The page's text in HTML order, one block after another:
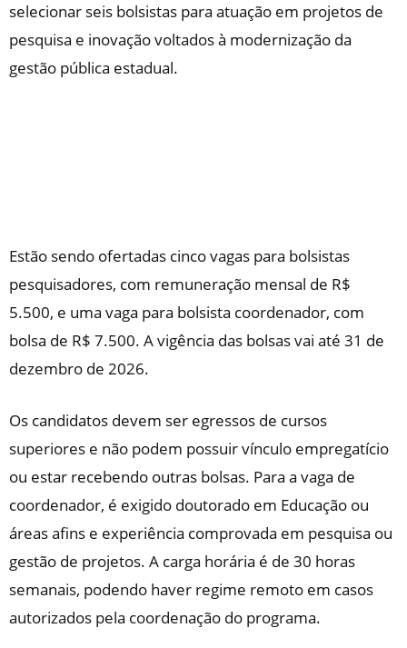
selecionar seis bolsistas para atuação em projetos de
pesquisa e inovação voltados à modernização da
gestão pública estadual.
Estão sendo ofertadas cinco vagas para bolsistas
pesquisadores, com remuneração mensal de R$
5.500, e uma vaga para bolsista coordenador, com
bolsa de R$ 7.500. A vigência das bolsas vai até 31 de
dezembro de 2026.
Os candidatos devem ser egressos de cursos
superiores e não podem possuir vínculo empregatício
ou estar recebendo outras bolsas. Para a vaga de
coordenador, é exigido doutorado em Educação ou
áreas afins e experiência comprovada em pesquisa ou
gestão de projetos. A carga horária é de 30 horas
semanais, podendo haver regime remoto em casos
autorizados pela coordenação do programa.